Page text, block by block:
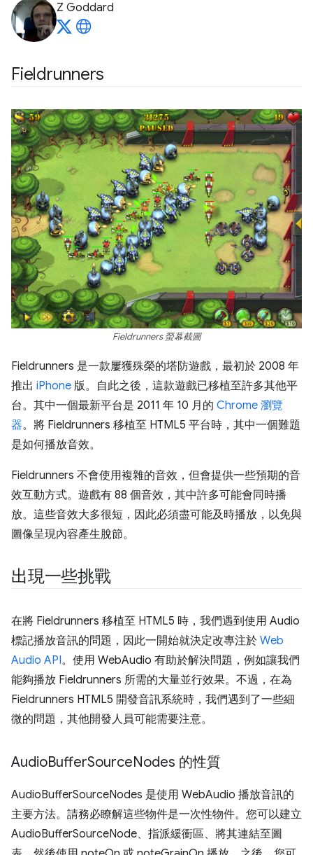
Z Goddard
Fieldrunners
Fieldrunners 螢幕截圖
Fieldrunners 是一款屢獲殊榮的塔防遊戲，最初於 2008 年
推出 iPhone 版。自此之後，這款遊戲已移植至許多其他平
台。其中一個最新平台是 2011 年 10 月的 Chrome 瀏覽
器。將 Fieldrunners 移植至 HTML5 平台時，其中一個難題
是如何播放音效。
Fieldrunners 不會使用複雜的音效，但會提供一些預期的音
效互動方式。遊戲有 88 個音效，其中許多可能會同時播
放。這些音效大多很短，因此必須盡可能及時播放，以免與
圖像呈現內容產生脫節。
出現一些挑戰
在將 Fieldrunners 移植至 HTML5 時，我們遇到使用 Audio
標記播放音訊的問題，因此一開始就決定改專注於 Web
Audio API。使用 WebAudio 有助於解決問題，例如讓我們
能夠播放 Fieldrunners 所需的大量並行效果。不過，在為
Fieldrunners HTML5 開發音訊系統時，我們遇到了一些細
微的問題，其他開發人員可能需要注意。
AudioBufferSourceNodes 的性質
AudioBufferSourceNodes 是使用 WebAudio 播放音訊的
主要方法。請務必瞭解這些物件是一次性物件。您可以建立
AudioBufferSourceNode、指派緩衝區、將其連結至圖